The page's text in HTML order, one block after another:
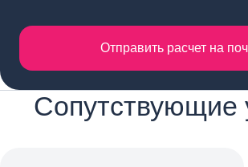
Отправить расчет на
Сопутствующие